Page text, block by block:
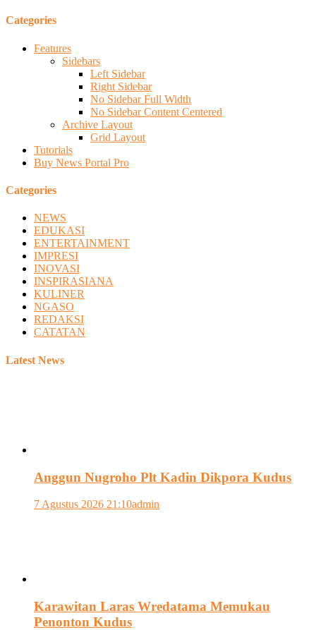
Categories
Features
Sidebars
Left Sidebar
Right Sidebar
No Sidebar Full Width
No Sidebar Content Centered
Archive Layout
Grid Layout
Tutorials
Buy News Portal Pro
Categories
NEWS
EDUKASI
ENTERTAINMENT
IMPRESI
INOVASI
INSPIRASIANA
KULINER
NGASO
REDAKSI
CATATAN
Latest News
Anggun Nugroho Plt Kadin Dikpora Kudus
7 Agustus 2026 21:10admin
Karawitan Laras Wredatama Memukau
Penonton Kudus